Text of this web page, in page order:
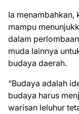
Ia menambahkan,
mampu
dalam
muda lainnya
budaya daerah.
“Budaya adalah
budaya harus
warisan leluhur